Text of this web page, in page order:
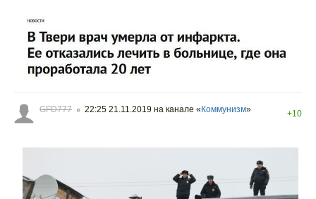
GFD777 ○ 22:25 21.11.2019 на канале « Коммунизм» +10